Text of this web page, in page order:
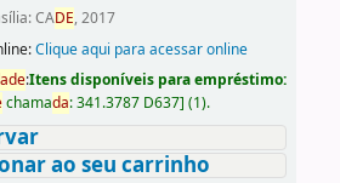
CADE, 2017
Clique aqui para acessar online
de:Itens disponíveis para empréstimo:
chamada:341.3787 D637] (1).
ao seu carrinho